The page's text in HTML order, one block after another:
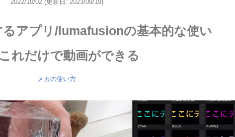
2022/10/02 (更新日: 2023/09/19)
アプリ/lumafusionの基本的な使い
れだけで動画ができる
メカの使い方